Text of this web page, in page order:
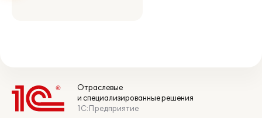
Отраслевые
и специализированные решения
1С:Предприятие